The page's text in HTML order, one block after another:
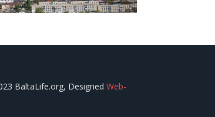
BaltaLife.org, Designed Web-